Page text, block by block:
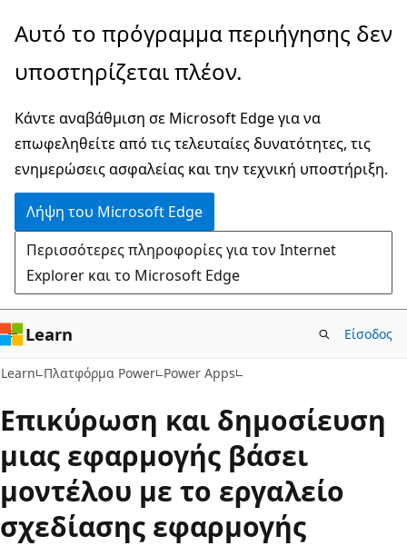
Παράλειψη
μετάβαση
κύριο
περιεχόμενο
Αυτό το πρόγραμμα περιήγησης δεν
υποστηρίζεται πλέον.
Κάντε αναβάθμιση σε Microsoft Edge για να
επωφεληθείτε από τις τελευταίες δυνατότητες, τις
ενημερώσεις ασφαλείας και την τεχνική υποστήριξη.
Λήψη του Microsoft Edge
Περισσότερες πληροφορίες για τον Internet
Explorer και το Microsoft Edge
Learn Είσοδος
Learn Πλατφόρμα Power Power Apps
Επικύρωση και δημοσίευση
μιας εφαρμογής βάσει
μοντέλου με το εργαλείο
σχεδίασης εφαρμογής